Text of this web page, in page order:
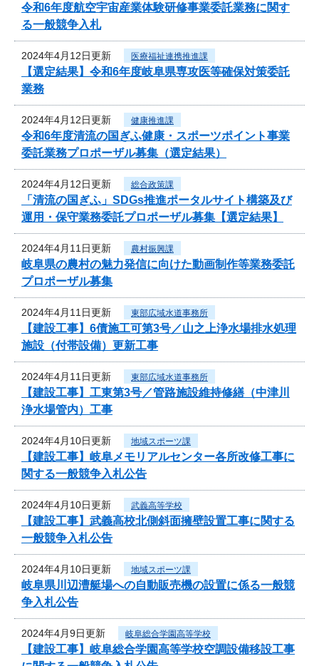
令和6年度航空宇宙産業体験研修事業委託業務に関す
る一般競争入札
2024年4月12日更新 医療福祉連携推進課
【選定結果】令和6年度岐阜県専攻医等確保対策委託
業務
2024年4月12日更新 健康推進課
令和6年度清流の国ぎふ健康・スポーツポイント事業
委託業務プロポーザル募集（選定結果）
2024年4月12日更新 総合政策課
「清流の国ぎふ」SDGs推進ポータルサイト構築及び
運用・保守業務委託プロポーザル募集【選定結果】
2024年4月11日更新 農村振興課
岐阜県の農村の魅力発信に向けた動画制作等業務委託
プロポーザル募集
2024年4月11日更新 東部広域水道事務所
【建設工事】6債施工可第3号／山之上浄水場排水処理
施設（付帯設備）更新工事
2024年4月11日更新 東部広域水道事務所
【建設工事】工東第3号／管路施設維持修繕（中津川
浄水場管内）工事
2024年4月10日更新 地域スポーツ課
【建設工事】岐阜メモリアルセンター各所改修工事に
関する一般競争入札公告
2024年4月10日更新 武義高等学校
【建設工事】武義高校北側斜面擁壁設置工事に関する
一般競争入札公告
2024年4月10日更新 地域スポーツ課
岐阜県川辺漕艇場への自動販売機の設置に係る一般競
争入札公告
2024年4月9日更新 岐阜総合学園高等学校
【建設工事】岐阜総合学園高等学校空調設備移設工事